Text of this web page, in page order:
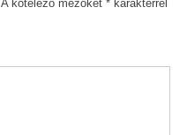
A kötelező mezőket *karakterrel